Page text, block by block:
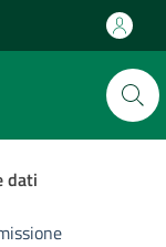
dati